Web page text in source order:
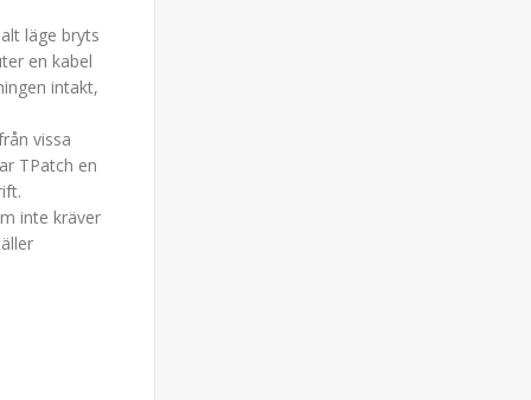
läge bryts
en kabel
intakt,
vissa
TPatch en
inte kräver